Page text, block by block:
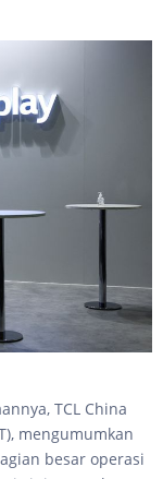
TCL China
mengumumkan
besar operasi